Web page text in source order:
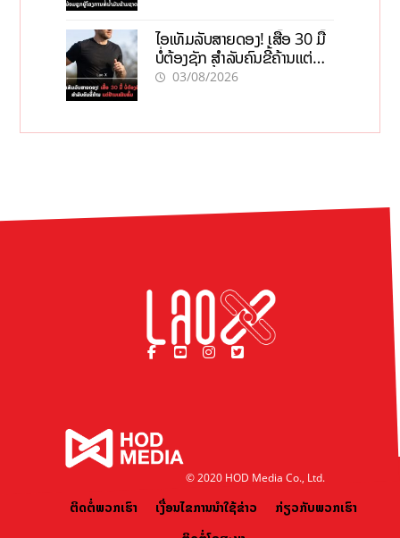
ໄອເທັມລັບສາຍດອງ! ເສື້ອ 30 ມື້
ບໍ່ຕ້ອງຊັກ ສຳລັບຄົນຂີ້ຄ້ານແຕ່
ຢ້ານເໝັນສົ້ມ
03/08/2026
© 2020 HOD Media Co., Ltd.
ຕິດຕໍ່ພວກເຮົາ ເງື່ອນໄຂການນຳໃຊ້ຂ່າວ
ກ່ຽວກັບພວກເຮົາ